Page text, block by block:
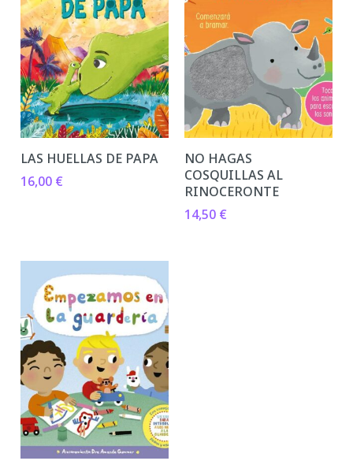
LAS HUELLAS DE PAPA
16,00 €
NO HAGAS
COSQUILLAS AL
RINOCERONTE
14,50 €